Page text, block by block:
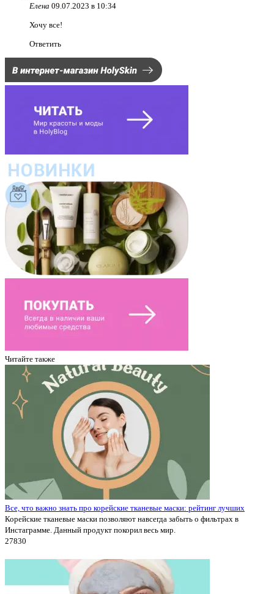
Елена 09.07.2023 в 10:34
Хочу все!
Ответить
Читайте также
Все, что важно знать про корейские тканевые маски: рейтинг лучших
Корейские тканевые маски позволяют навсегда забыть о фильтрах в
Инстаграмме. Данный продукт покорил весь мир.
27830